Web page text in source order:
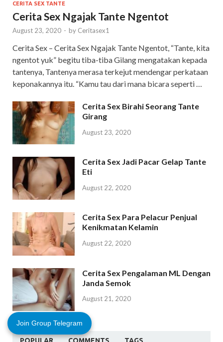
CERITA SEX TANTE
Cerita Sex Ngajak Tante Ngentot
August 23, 2020 - by Ceritasex1
Cerita Sex – Cerita Sex Ngajak Tante Ngentot, “Tante, kita
ngentot yuk” begitu tiba-tiba Gilang mengatakan kepada
tantenya, Tantenya merasa terkejut mendengar perkataan
keponakannya itu. “Kamu tau dari mana bicara seperti …
Cerita Sex Birahi Seorang Tante
Girang
August 23, 2020
Cerita Sex Jadi Pacar Gelap Tante
Eti
August 22, 2020
Cerita Sex Para Pelacur Penjual
Kenikmatan Kelamin
August 22, 2020
Cerita Sex Pengalaman ML Dengan
Janda Semok
August 21, 2020
POPULAR COMMENTS TAGS
Join Group Telegram